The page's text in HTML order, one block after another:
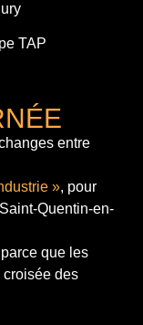
TAP
entre
», pour
Quentin-en-
parce que les
des